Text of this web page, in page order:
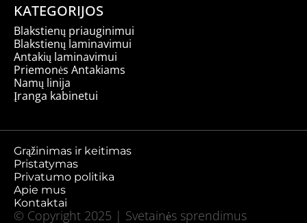
KATEGORIJOS
Blakstienų priauginimui
Blakstienų laminavimui
Antakių laminavimui
Priemonės Antakiams
Namų linija
Įranga kabinetui
Grąžinimas ir keitimas
Pristatymas
Privatumo politika
Apie mus
Kontaktai
© Copyright 2025 | Svetainės sprendimus